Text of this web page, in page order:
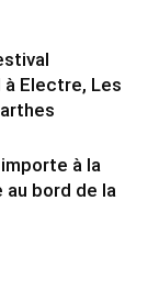
à Electre, Les
importe à la
au bord de la